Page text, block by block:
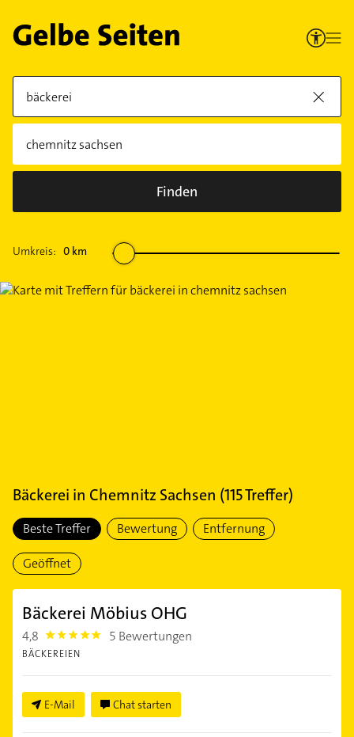
Finden
Umkreis: 0 km
Bäckerei in Chemnitz Sachsen (115Treffer)
Beste Treffer Bewertung Entfernung
Geöffnet
Bäckerei Möbius OHG
4,8 4.8 5 Bewertungen
BÄCKEREIEN
E-Mail Chat starten